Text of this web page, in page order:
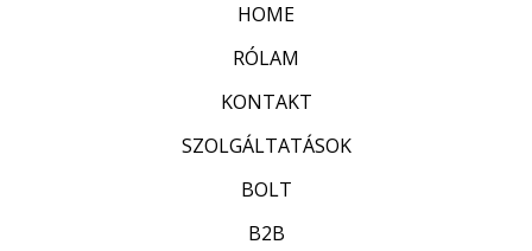
HOME
RÓLAM
KONTAKT
SZOLGÁLTATÁSOK
BOLT
B2B